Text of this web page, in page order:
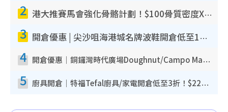
2 港大推賽馬會強化骨骼計劃！$100骨質密度X光檢查 完成免費運動訓練送超市禮券！附參加資格
3 開倉優惠 | 尖沙咀海港城名牌波鞋開倉低至1折！On鞋$899起／Joy&Peace鞋履$98起
4 開倉優惠｜銅鑼灣時代廣場Doughnut/Campo Marzio開倉低至1折！背囊、書包、手袋劈價$200起
5 廚具開倉｜特福Tefal廚具/家電開倉低至3折！$220起買平底鍋/炒鑊/湯煲！電飯煲/吸塵機/燙斗$418起